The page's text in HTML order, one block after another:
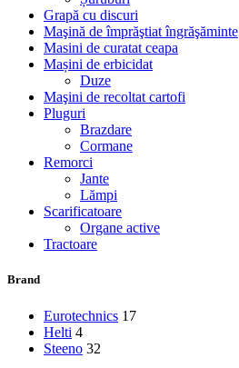
Grapă cu discuri
Maşină de împrăştiat îngrăşăminte
Masini de curatat ceapa
Mașini de erbicidat
Duze
Maşini de recoltat cartofi
Pluguri
Brazdare
Cormane
Remorci
Jante
Lămpi
Scarificatoare
Organe active
Tractoare
Brand
Eurotechnics 17
Helti 4
Steeno 32